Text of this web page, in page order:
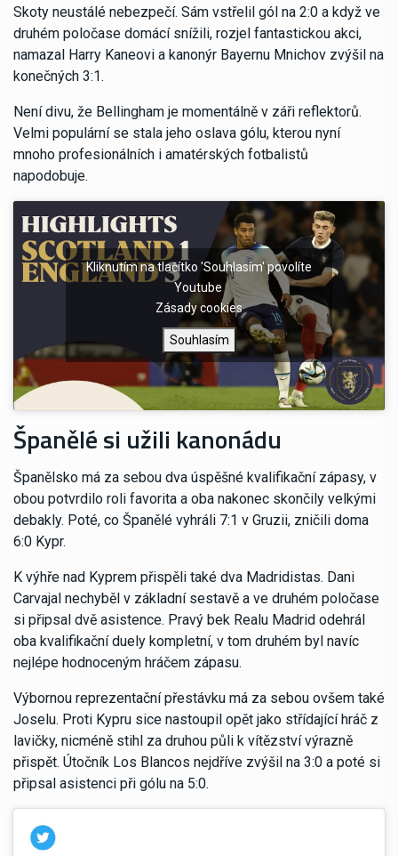
Skoty neustálé nebezpečí. Sám vstřelil gól na 2:0 a když ve
druhém poločase domácí snížili, rozjel fantastickou akci,
namazal Harry Kaneovi a kanonýr Bayernu Mnichov zvýšil na
konečných 3:1.
Není divu, že Bellingham je momentálně v záři reflektorů.
Velmi populární se stala jeho oslava gólu, kterou nyní
mnoho profesionálních i amatérských fotbalistů
napodobuje.
Kliknutím na tlačítko 'Souhlasím' povolíte
Youtube
Zásady cookies
Souhlasím
Španělé si užili kanonádu
Španělsko má za sebou dva úspěšné kvalifikační zápasy, v
obou potvrdilo roli favorita a oba nakonec skončily velkými
debakly. Poté, co Španělé vyhráli 7:1 v Gruzii, zničili doma
6:0 Kypr.
K výhře nad Kyprem přispěli také dva Madridistas. Dani
Carvajal nechyběl v základní sestavě a ve druhém poločase
si připsal dvě asistence. Pravý bek Realu Madrid odehrál
oba kvalifikační duely kompletní, v tom druhém byl navíc
nejlépe hodnoceným hráčem zápasu.
Výbornou reprezentační přestávku má za sebou ovšem také
Joselu. Proti Kypru sice nastoupil opět jako střídající hráč z
lavičky, nicméně stihl za druhou půli k vítězství výrazně
přispět. Útočník Los Blancos nejdříve zvýšil na 3:0 a poté si
připsal asistenci při gólu na 5:0.